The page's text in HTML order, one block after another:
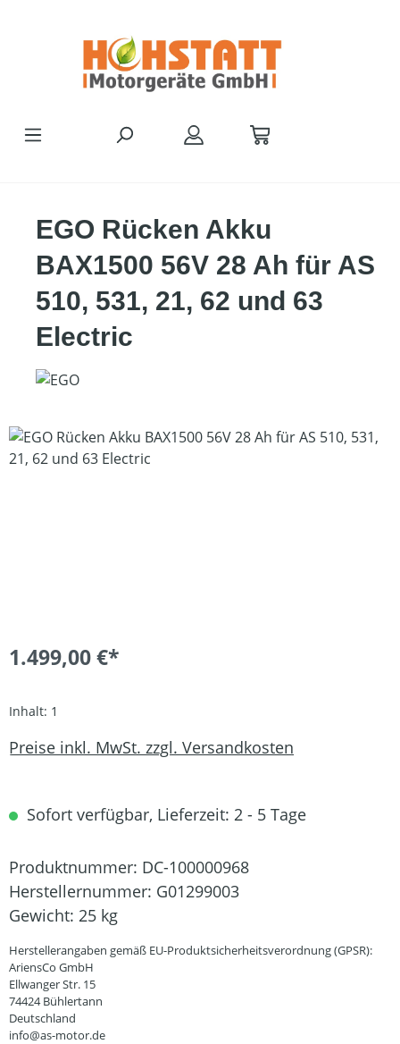
EGO Rücken Akku
BAX1500 56V 28 Ah für AS
510, 531, 21, 62 und 63
Electric
Bildergalerie überspringen
1.499,00 €*
Inhalt: 1
Preise inkl. MwSt. zzgl. Versandkosten
Sofort verfügbar, Lieferzeit: 2 - 5 Tage
Produktnummer: DC-100000968
Herstellernummer: G01299003
Gewicht: 25 kg
Herstellerangaben gemäß EU-Produktsicherheitsverordnung (GPSR):
AriensCo GmbH
Ellwanger Str. 15
74424 Bühlertann
Deutschland
info@as-motor.de